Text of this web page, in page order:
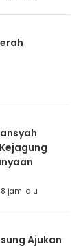
8 jam lalu
Ajukan